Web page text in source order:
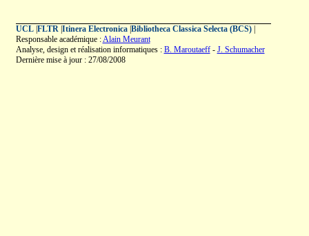
UCL| FLTR| Itinera Electronica| Bibliotheca Classica Selecta (BCS)|
Responsable académique :Alain Meurant
Analyse, design et réalisation informatiques : B. Maroutaeff- J. Schumacher
Dernière mise à jour : 27/08/2008